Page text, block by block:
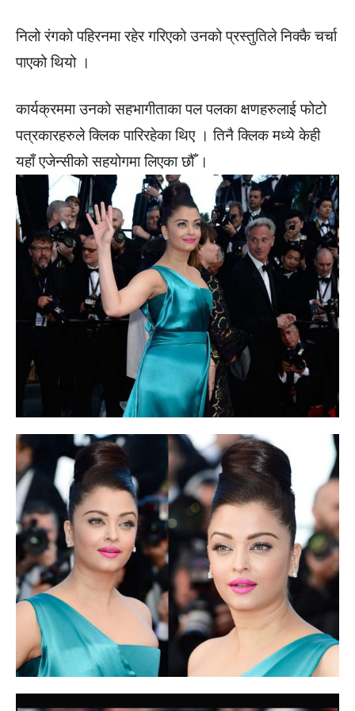
निलो रंगको पहिरनमा रहेर गरिएको उनको प्रस्तुतिले निक्कै चर्चा
पाएको थियो ।
कार्यक्रममा उनको सहभागीताका पल पलका क्षणहरुलाई फोटो
पत्रकारहरुले क्लिक पारिरहेका थिए । तिनै क्लिक मध्ये केही
यहाँ एजेन्सीको सहयोगमा लिएका छौँ ।